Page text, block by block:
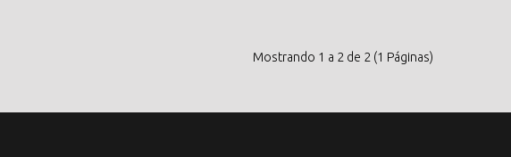
Mostrando 1 a 2 de 2 (1 Páginas)